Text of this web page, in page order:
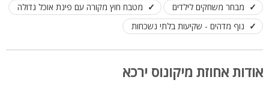
מבחר משחקים לילדים
מטבח חוץ מקורה עם פינת אוכל גדולה
נוף מדהים - שקיעות בלתי נשכחות
אודות אחוזת מיקונוס ירכא